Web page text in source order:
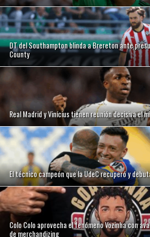
DT del Southampton blinda a Brereton ante
County
Real Madrid y Vinícius tienen reunión decisiva el
El técnico campeón que la UdeC recuperó y
Colo Colo aprovecha el fenómeno Vozinha con
de merchandizing